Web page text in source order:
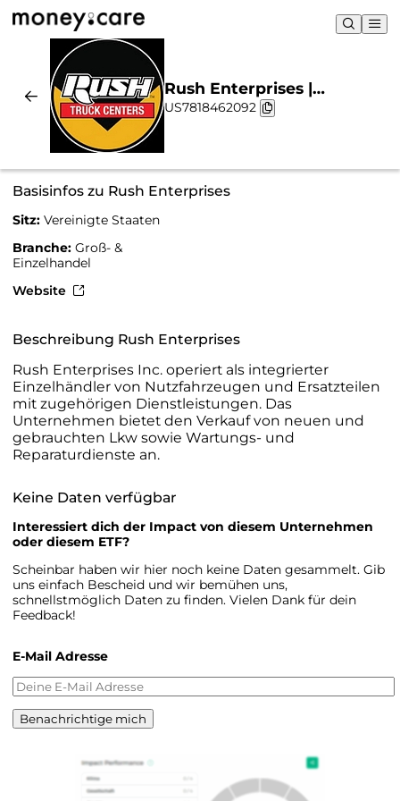
Rush Enterprises |
Nachhaltigkeit & Chart
US7818462092
Basisinfos zu Rush Enterprises
Sitz: Vereinigte Staaten
Branche: Groß- &
Einzelhandel
Website
Beschreibung Rush Enterprises
Rush Enterprises Inc. operiert als integrierter
Einzelhändler von Nutzfahrzeugen und Ersatzteilen
mit zugehörigen Dienstleistungen. Das
Unternehmen bietet den Verkauf von neuen und
gebrauchten Lkw sowie Wartungs- und
Reparaturdienste an.
Keine Daten verfügbar
Interessiert dich der Impact von diesem Unternehmen
oder diesem ETF?
Scheinbar haben wir hier noch keine Daten gesammelt. Gib
uns einfach Bescheid und wir bemühen uns,
schnellstmöglich Daten zu finden. Vielen Dank für dein
Feedback!
E-Mail Adresse
Benachrichtige mich